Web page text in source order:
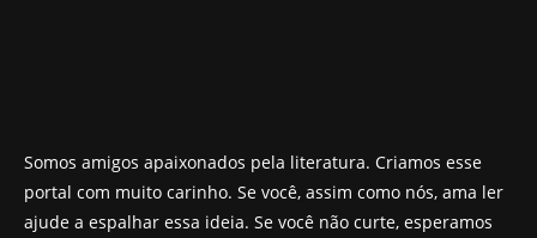
Somos amigos apaixonados pela literatura. Criamos esse
portal com muito carinho. Se você, assim como nós, ama ler
ajude a espalhar essa ideia. Se você não curte, esperamos